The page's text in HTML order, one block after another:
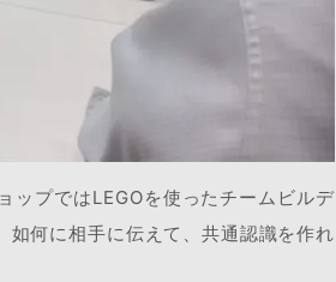
ップではLEGOを使ったチームビルデ
如何に相手に伝えて、共通認識を作れ